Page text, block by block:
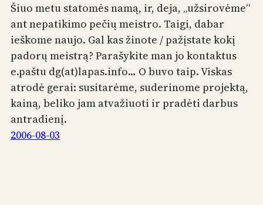
Šiuo metu statomės namą, ir, deja, „užsirovėme“
ant nepatikimo pečių meistro. Taigi, dabar
ieškome naujo. Gal kas žinote / pažįstate kokį
padorų meistrą? Parašykite man jo kontaktus
e.paštu dg(at)lapas.info… O buvo taip. Viskas
atrodė gerai: susitarėme, suderinome projektą,
kainą, beliko jam atvažiuoti ir pradėti darbus
antradienį.
2006-08-03